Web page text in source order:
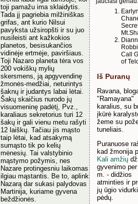
Call
of
Iš Puranų
Ravana,
"Ramayana"
karalius, su
įkūrė
žeme su
tuneliais.
Puranuose
kad žmonija
Kali amžių
gyvenimo
m. - didžios
atminties ir
jų ūgio
pėdų.
toji pamažu ima sklaidytis.
Tada jį pagriebia milžiniškas
grifas, ant kurio Nilsui
pavyksta užsiropšti ir su juo
nusileisti ant kažkokios
planetos, besisukančios
vidinėje ertmėje, paviršiaus.
Toji Nazaro planeta tėra vos
200 vokiškų mylių
skersmens, ją apgyvendinę
žmonės-medžiai, neturintys
šaknų ir judantys labai lėtai.
Šakų skaičius nurodo jų
visuomeninę padėtį, Pvz.,
karaliaus sekretorius turi 12
šakų ir gali vienu metu rašyti
12 laiškų. Tačiau jis mąsto
taip lėtai, kad atsakymą
sumąsto tik po kelių
mėnesių. Tai valstybinio
mąstymo požymis, nes
Nazare protingesniu laikomas
ilgiau mąstantis. Be to, aplink
Nazarą dar sukasi palydovas
Martinija, kuriame gyvena
beždžionės.